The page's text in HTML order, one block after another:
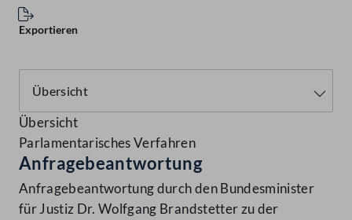
Exportieren
Übersicht
Parlamentarisches Verfahren
Anfragebeantwortung
Anfragebeantwortung durch den Bundesminister
für Justiz Dr. Wolfgang Brandstetter zu der